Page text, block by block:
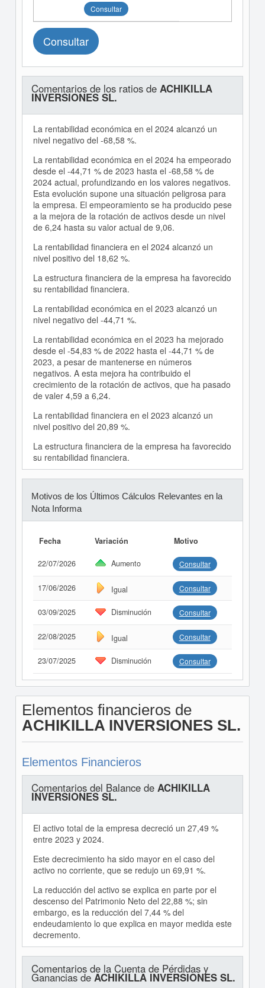
Consultar
Consultar
Comentarios de los ratios de ACHIKILLA
INVERSIONES SL.
La rentabilidad económica en el 2024 alcanzó un
nivel negativo del -68,58 %.
La rentabilidad económica en el 2024 ha empeorado
desde el -44,71 % de 2023 hasta el -68,58 % de
2024 actual, profundizando en los valores negativos.
Esta evolución supone una situación peligrosa para
la empresa. El empeoramiento se ha producido pese
a la mejora de la rotación de activos desde un nivel
de 6,24 hasta su valor actual de 9,06.
La rentabilidad financiera en el 2024 alcanzó un
nivel positivo del 18,62 %.
La estructura financiera de la empresa ha favorecido
su rentabilidad financiera.
La rentabilidad económica en el 2023 alcanzó un
nivel negativo del -44,71 %.
La rentabilidad económica en el 2023 ha mejorado
desde el -54,83 % de 2022 hasta el -44,71 % de
2023, a pesar de mantenerse en números
negativos. A esta mejora ha contribuido el
crecimiento de la rotación de activos, que ha pasado
de valer 4,59 a 6,24.
La rentabilidad financiera en el 2023 alcanzó un
nivel positivo del 20,89 %.
La estructura financiera de la empresa ha favorecido
su rentabilidad financiera.
Motivos de los Últimos Cálculos Relevantes en la
Nota Informa
Fecha Variación Motivo
22/07/2026 Aumento Consultar
17/06/2026 Igual Consultar
03/09/2025 Disminución Consultar
22/08/2025 Igual Consultar
23/07/2025 Disminución Consultar
Elementos financieros de
ACHIKILLA INVERSIONES SL.
Elementos Financieros
Comentarios del Balance de ACHIKILLA
INVERSIONES SL.
El activo total de la empresa decreció un 27,49 %
entre 2023 y 2024.
Este decrecimiento ha sido mayor en el caso del
activo no corriente, que se redujo un 69,91 %.
La reducción del activo se explica en parte por el
descenso del Patrimonio Neto del 22,88 %; sin
embargo, es la reducción del 7,44 % del
endeudamiento lo que explica en mayor medida este
decremento.
Comentarios de la Cuenta de Pérdidas y
Ganancias deACHIKILLA INVERSIONES SL.